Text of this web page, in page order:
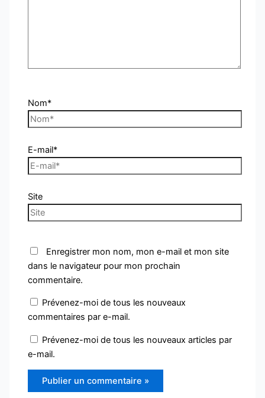
Nom*
E-mail*
Site
Enregistrer mon nom, mon e-mail et mon site
dans le navigateur pour mon prochain
commentaire.
Prévenez-moi de tous les nouveaux
commentaires par e-mail.
Prévenez-moi de tous les nouveaux articles par
e-mail.